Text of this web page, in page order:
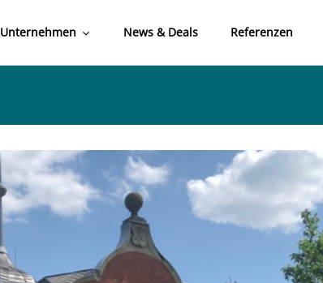
Unternehmen News & Deals Referenzen